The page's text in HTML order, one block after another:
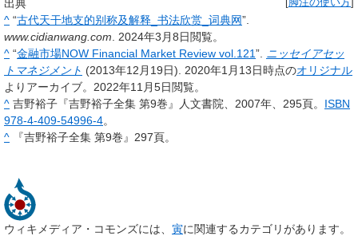
脚注の使い方
出典
^ “古代天干地支的别称及解释_书法欣赏_词典网”.
www.cidianwang.com . 2024年3月8日閲覧。
^ “金融市場NOW Financial Market Review vol.121”.
ニッセイアセッ
トマネジメント (2013年12月19日). 2020年1月13日時点のオリジナル
よりアーカイブ。2022年11月5日閲覧。
^ 吉野裕子『吉野裕子全集 第9巻』人文書院、2007年、295頁。 ISBN
978-4-409-54996-4。
^
『吉野裕子全集 第9巻』297頁。
ウィキメディア・コモンズには、 寅に関連するカテゴリがあります。